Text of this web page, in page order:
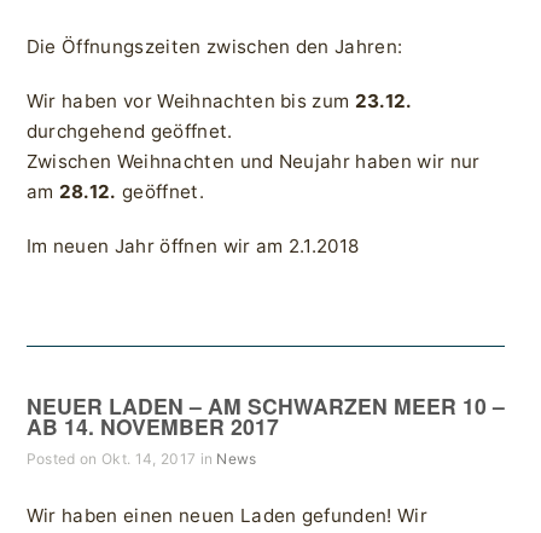
Die Öffnungszeiten zwischen den Jahren:
Wir haben vor Weihnachten bis zum 23.12.
durchgehend geöffnet.
Zwischen Weihnachten und Neujahr haben wir nur
am 28.12. geöffnet.
Im neuen Jahr öffnen wir am 2.1.2018
NEUER LADEN – AM SCHWARZEN MEER 10 –
AB 14. NOVEMBER 2017
Posted on Okt. 14, 2017 in News
Wir haben einen neuen Laden gefunden! Wir